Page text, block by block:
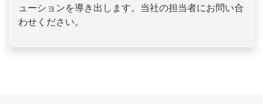
ューションを導き出します。当社の担当者にお問い合
わせください。